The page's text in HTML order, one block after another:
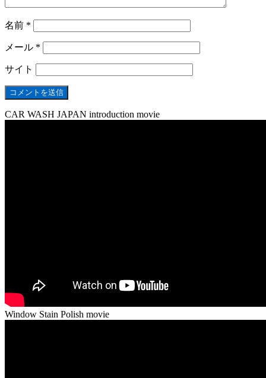
名前 *
メール *
サイト
CAR WASH JAPAN introduction movie
Window Stain Polish movie